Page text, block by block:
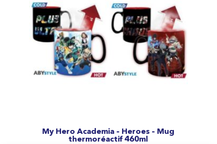
My Hero Academia – Heroes – Mug
thermoréactif 460ml